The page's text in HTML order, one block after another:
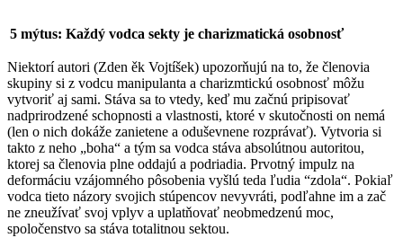
5 mýtus: Každý vodca sekty je charizmatická osobnosť
Niektorí autori (Zden ěk Vojtíšek) upozorňujú na to, že členovia
skupiny si z vodcu manipulanta a charizmtickú osobnosť môžu
vytvoriť aj sami. Stáva sa to vtedy, keď mu začnú pripisovať
nadprirodzené schopnosti a vlastnosti, ktoré v skutočnosti on nemá
(len o nich dokáže zanietene a oduševnene rozprávať). Vytvoria si
takto z neho „boha“ a tým sa vodca stáva absolútnou autoritou,
ktorej sa členovia plne oddajú a podriadia. Prvotný impulz na
deformáciu vzájomného pôsobenia vyšlú teda ľudia “zdola“. Pokiaľ
vodca tieto názory svojich stúpencov nevyvráti, podľahne im a zač
ne zneužívať svoj vplyv a uplatňovať neobmedzenú moc,
spoločenstvo sa stáva totalitnou sektou.